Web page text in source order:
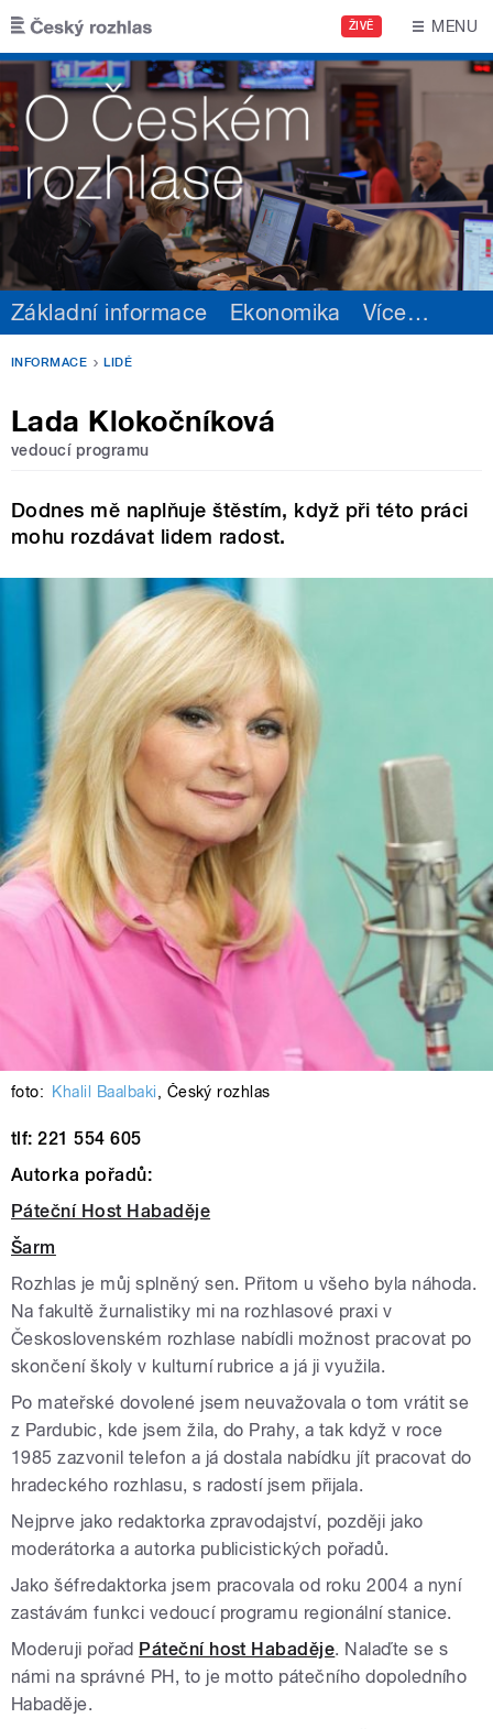
Přejít k hlavnímu obsahu
ŽIVĚ MENU
Základní informace Ekonomika Více…
INFORMACE LIDÉ
Lada Klokočníková
vedoucí programu
Dodnes mě naplňuje štěstím, když při této práci
mohu rozdávat lidem radost.
foto: Khalil Baalbaki, Český rozhlas
tlf: 221 554 605
Autorka pořadů:
Páteční Host Habaděje
Šarm
Rozhlas je můj splněný sen. Přitom u všeho byla náhoda.
Na fakultě žurnalistiky mi na rozhlasové praxi v
Československém rozhlase nabídli možnost pracovat po
skončení školy v kulturní rubrice a já ji využila.
Po mateřské dovolené jsem neuvažovala o tom vrátit se
z Pardubic, kde jsem žila, do Prahy, a tak když v roce
1985 zazvonil telefon a já dostala nabídku jít pracovat do
hradeckého rozhlasu, s radostí jsem přijala.
Nejprve jako redaktorka zpravodajství, později jako
moderátorka a autorka publicistických pořadů.
Jako šéfredaktorka jsem pracovala od roku 2004 a nyní
zastávám funkci vedoucí programu regionální stanice.
Moderuji pořad Páteční host Habaděje. Nalaďte se s
námi na správné PH, to je motto pátečního dopoledního
Habaděje.